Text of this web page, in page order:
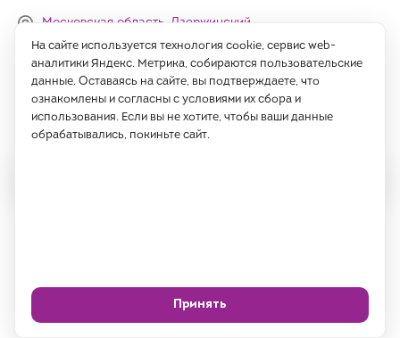
Московская область, Дзержинский,
Денисьевский проезд, 15 (офис)
Часы работы:
с 09:00 до 18:00, сб-вс - выходные
конфиденциальности
На сайте используется технология cookie, сервис web-
аналитики Яндекс. Метрика, собираются пользовательские
данные. Оставаясь на сайте, вы подтверждаете, что
ознакомлены и согласны с условиями их сбора и
использования. Если вы не хотите, чтобы ваши данные
обрабатывались, покиньте сайт.
Принять